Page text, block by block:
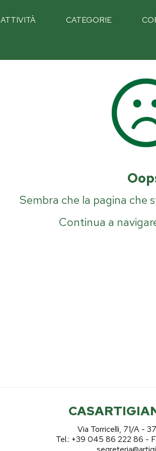
ATTIVITÀ CATEGORIE
Sembra che la pagina che
Continua a
Via Torricelli, 71/A -
Tel.: +39 045 86 222 86 -